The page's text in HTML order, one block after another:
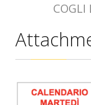
COGLI